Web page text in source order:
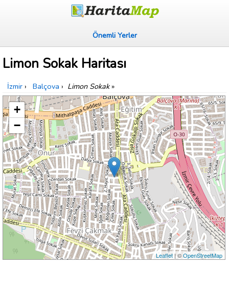
Önemli Yerler
Limon Sokak Haritası
İzmir › Balçova › Limon Sokak»
+
−
Leaflet| ©OpenStreetMap